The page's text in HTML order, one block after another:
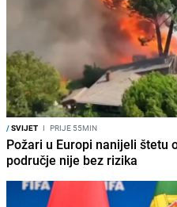
/SVIJET I PRIJE 55MIN
Požari u Europi nanijeli štetu
područje nije bez rizika